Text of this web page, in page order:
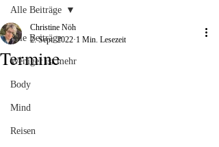
Alle Beiträge
Weniger ist mehr
Body
Mind
Reisen
Alle Beiträge
Termine
Christine Nöh
2. Sept. 2022 1 Min. Lesezeit